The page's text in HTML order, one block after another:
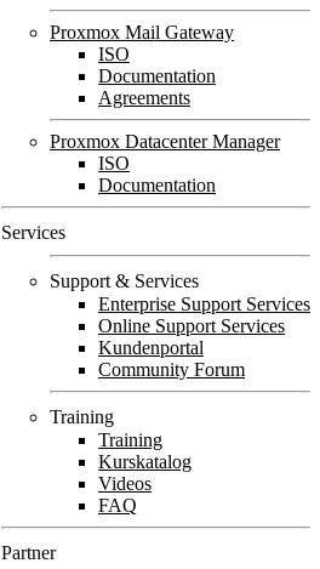
Proxmox Mail Gateway
ISO
Documentation
Agreements
Proxmox Datacenter Manager
ISO
Documentation
Services
Support & Services
Enterprise Support Services
Online Support Services
Kundenportal
Community Forum
Training
Training
Kurskatalog
Videos
FAQ
Partner